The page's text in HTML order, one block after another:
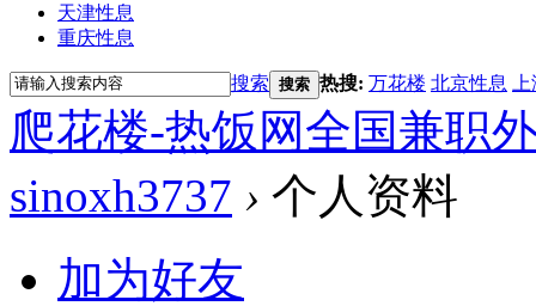
天津性息
重庆性息
搜索 搜索 热搜: 万花楼 北京性息
爬花楼-热饭网全国兼职
sinoxh3737 › 个人资料
加为好友